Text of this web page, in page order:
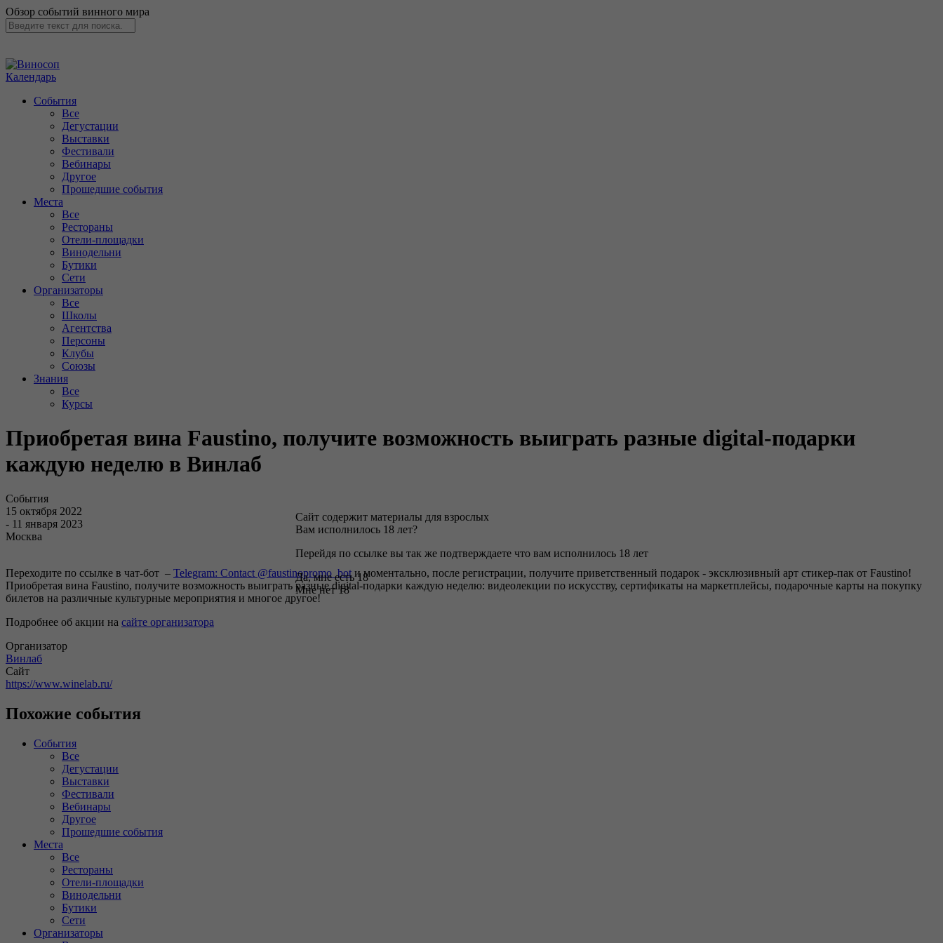
Обзор событий винного мира
Календарь
События
Все
Дегустации
Выставки
Фестивали
Вебинары
Другое
Прошедшие события
Места
Все
Рестораны
Отели-площадки
Винодельни
Бутики
Сети
Организаторы
Все
Школы
Агентства
Персоны
Клубы
Союзы
Знания
Все
Курсы
Приобретая вина Faustino, получите возможность выиграть разные digital-подарки
каждую неделю в Винлаб
События
15 октября 2022
- 11 января 2023
Москва
Переходите по ссылке в чат-бот – Telegram: Contact @faustinopromo_bot и моментально, после регистрации, получите приветственный подарок - эксклюзивный арт стикер-пак от Faustino!
Приобретая вина Faustino, получите возможность выиграть разные digital-подарки каждую неделю: видеолекции по искусству, сертификаты на маркетплейсы, подарочные карты на покупку
билетов на различные культурные мероприятия и многое другое!
Подробнее об акции на сайте организатора
Организатор
Винлаб
Сайт
https://www.winelab.ru/
Похожие события
События
Все
Дегустации
Выставки
Фестивали
Вебинары
Другое
Прошедшие события
Места
Все
Рестораны
Отели-площадки
Винодельни
Бутики
Сети
Организаторы
Сайт содержит материалы для взрослых
Вам исполнилось 18 лет?
Перейдя по ссылке вы так же подтверждаете что вам исполнилось 18 лет
Да, мне есть 18
Мне нет 18